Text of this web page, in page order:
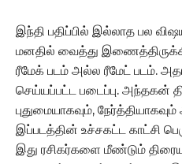
இந்தி பதிப்பில் இல்லாத பல
மனதில் வைத்து
ரீமேக் படம் அல்ல ரீமேட் படம்.
செய்யப்பட்ட படைப்பு. அந்தகன்
புதுமையாகவும்,
இப்படத்தின் உச்சகட்ட காட்சி
இது ரசிகர்களை மீண்டும்